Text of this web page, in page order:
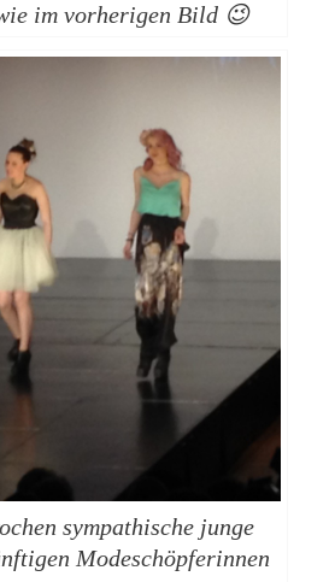
im vorherigen Bild 😉
sympathische junge
Modeschöpferinnen